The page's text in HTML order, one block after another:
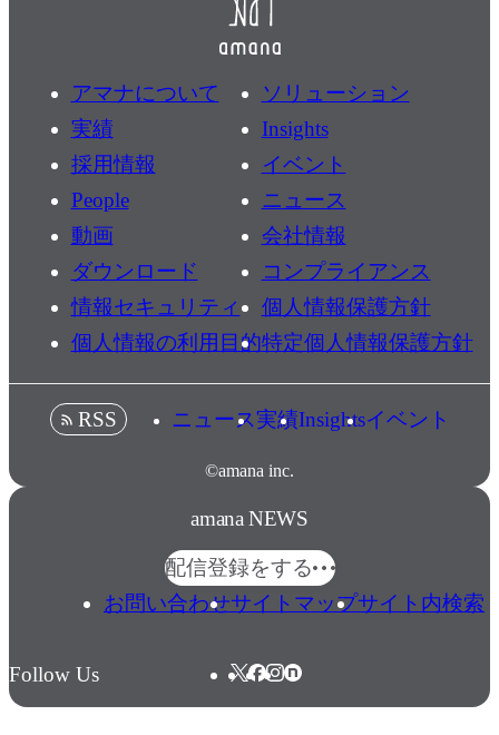
アマナについて
ソリューション
実績
Insights
採用情報
イベント
People
ニュース
動画
会社情報
ダウンロード
コンプライアンス
情報セキュリティ
個人情報保護方針
個人情報の利用目的特定個人情報保護方針
©amana inc.
RSS ニュース実績Insightsイベント
amana NEWS
配信登録をする
お問い合わせサイトマップサイト内検索
Follow Us